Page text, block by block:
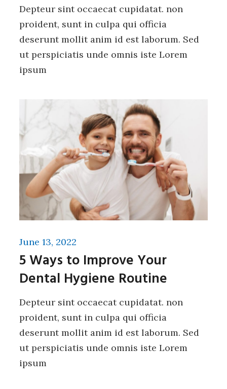
Depteur sint occaecat cupidatat. non
proident, sunt in culpa qui officia
deserunt mollit anim id est laborum. Sed
ut perspiciatis unde omnis iste Lorem
ipsum
June 13, 2022
5 Ways to Improve Your
Dental Hygiene Routine
Depteur sint occaecat cupidatat. non
proident, sunt in culpa qui officia
deserunt mollit anim id est laborum. Sed
ut perspiciatis unde omnis iste Lorem
ipsum